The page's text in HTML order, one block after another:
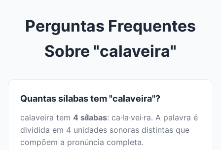
Perguntas Frequentes
Sobre "calaveira"
Quantas sílabas tem "calaveira"?
calaveira tem 4 sílabas: ca·la·vei·ra. A palavra é
dividida em 4 unidades sonoras distintas que
compõem a pronúncia completa.